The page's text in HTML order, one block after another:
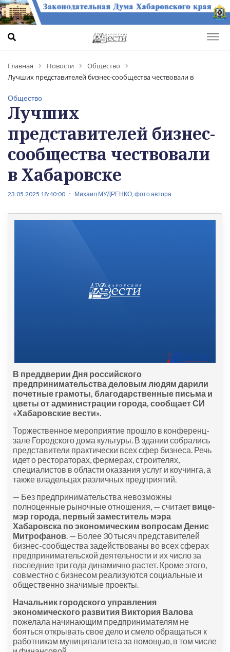
Главная Новости
Общество
Лучших представителей бизнес-сообщества чествовали в
Общество
Лучших
представителей бизнес-
сообщества чествовали
в Хабаровске
23.05.2025 18:40:00 Михаил МУДРЕНКО, фото автора
В преддверии Дня российского
предпринимательства деловым людям дарили
почетные грамоты, благодарственные письма и
цветы от администрации города, сообщает СИ
«Хабаровские вести».
Торжественное мероприятие прошло в конференц-
зале Городского дома культуры. В здании собрались
представители практически всех сфер бизнеса. Речь
идет о рестораторах, фермерах, строителях,
специалистов в области оказания услуг и коучинга, а
также владельцах различных предприятий.
— Без предпринимательства невозможны
полноценные рыночные отношения, — считает вице-
мэр города, первый заместитель мэра
Хабаровска по экономическим вопросам Денис
Митрофанов. — Более 30 тысяч представителей
бизнес-сообщества задействованы во всех сферах
предпринимательской деятельности и их число за
последние три года динамично растет. Кроме этого,
совместно с бизнесом реализуются социальные и
общественно значимые проекты.
Начальник городского управления
экономического развития Виктория Валова
пожелала начинающим предпринимателям не
бояться открывать свое дело и смело обращаться к
работникам муниципалитета за помощью, в том числе